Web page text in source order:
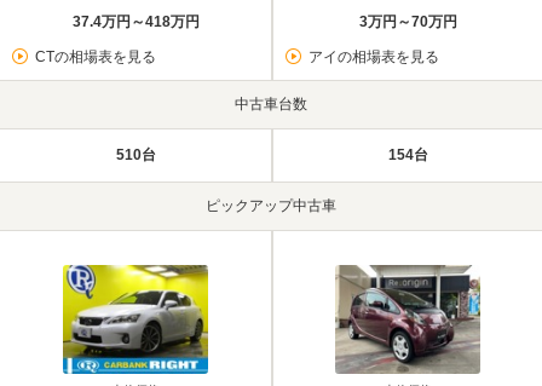
37.4万円～418万円
CTの相場表を見る
3万円～70万円
アイの相場表を見る
中古車台数
510台 154台
ピックアップ中古車